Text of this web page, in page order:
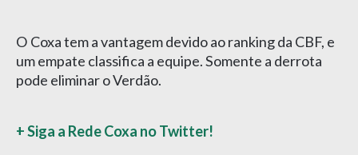
O Coxa tem a vantagem devido ao ranking da CBF, e
um empate classifica a equipe. Somente a derrota
pode eliminar o Verdão.
+ Siga a Rede Coxa no Twitter!